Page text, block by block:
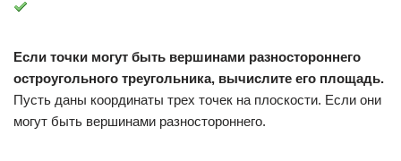
Если точки могут быть вершинами разностороннего
остроугольного треугольника, вычислите его площадь.
Пусть даны координаты трех точек на плоскости. Если они
могут быть вершинами разностороннего.